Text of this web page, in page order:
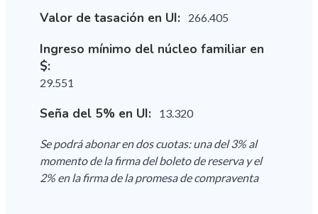
Valor de tasación en UI: 266.405
Ingreso mínimo del núcleo familiar en
$:
29.551
Seña del 5% en UI: 13.320
Se podrá abonar en dos cuotas: una del 3% al
momento de la firma del boleto de reserva y el
2% en la firma de la promesa de compraventa